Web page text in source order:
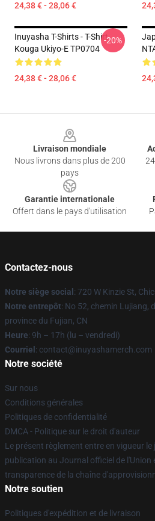
24,38 € - 28,06 €
Inuyasha T-Shirts - T-Shirt
Kouga Ukiyo-E TP0704
24,38 € - 28,06 €
-20%
Livraison mondiale
Nous livrons dans plus de 200
pays
Garantie internationale
Offert dans le pays d'utilisation
Contactez-nous
Notre siège social : 720 W Kinzie St,
Notre entrepôt: No 52, chemin Lujiang,
province du Fujian, CN
Heure: 9h – 17h (lu – vendredi)
Courriel : contact@inuyashamerch.com
Notre société
Sur nous
Conditions générales
Politiques de confidentialité
DMCA - Politique sur le droit d'auteur
Le présent règlement entre en vigueur
publication au Journal officiel de l'Union
transparence de la chaîne
Notre soutien
Politiques d'expédition et de livraison